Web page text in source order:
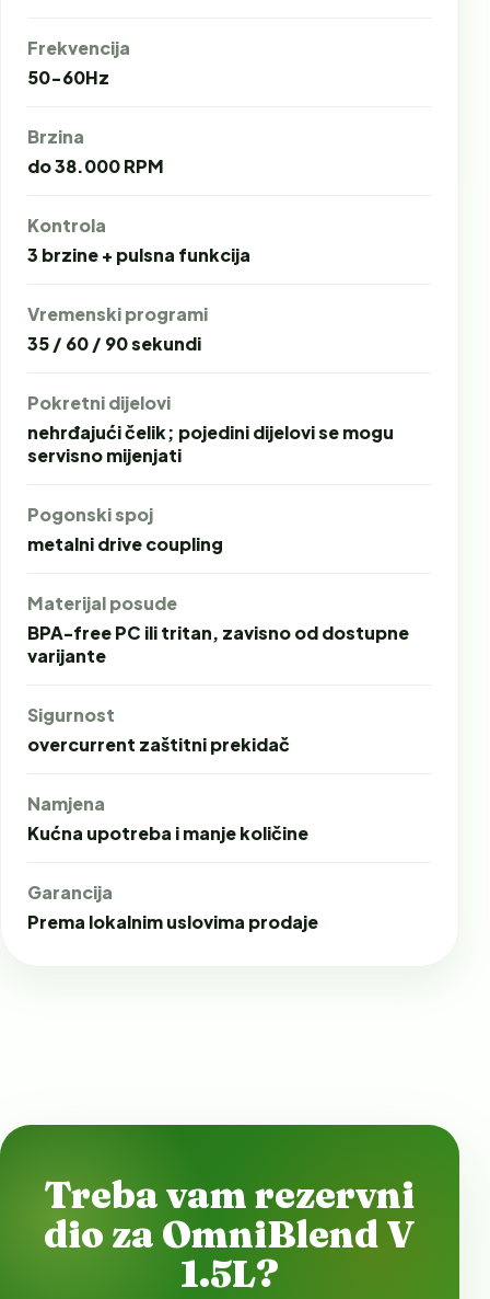
Frekvencija
50-60Hz
Brzina
do 38.000 RPM
Kontrola
3 brzine + pulsna funkcija
Vremenski programi
35 / 60 / 90 sekundi
Pokretni dijelovi
nehrđajući čelik; pojedini dijelovi se mogu
servisno mijenjati
Pogonski spoj
metalni drive coupling
Materijal posude
BPA-free PC ili tritan, zavisno od dostupne
varijante
Sigurnost
overcurrent zaštitni prekidač
Namjena
Kućna upotreba i manje količine
Garancija
Prema lokalnim uslovima prodaje
Treba vam rezervni
dio za OmniBlend V
1.5L?